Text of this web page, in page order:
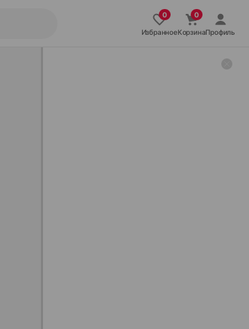
ИзбранноеКорзинаПрофиль